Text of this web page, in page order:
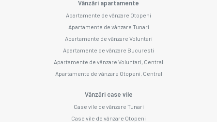
Vânzări apartamente
Apartamente de vânzare Otopeni
Apartamente de vânzare Tunari
Apartamente de vânzare Voluntari
Apartamente de vânzare Bucuresti
Apartamente de vânzare Voluntari, Central
Apartamente de vânzare Otopeni, Central
Vânzări case vile
Case vile de vânzare Tunari
Case vile de vânzare Otopeni